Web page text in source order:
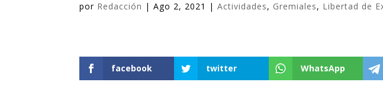
por Redacción |Ago 2, 2021 |Actividades, Gremiales, Libertad de
facebook twitter WhatsApp